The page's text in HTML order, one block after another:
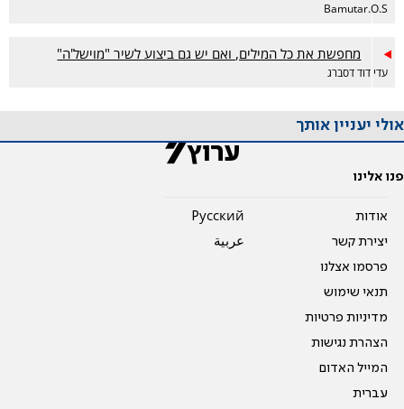
Bamutar.O.S
מחפשת את כל המילים, ואם יש גם ביצוע לשיר "מוישל'ה"
עדי דוד דסברג
אולי יעניין אותך
פנו אלינו
אודות
יצירת קשר
פרסמו אצלנו
תנאי שימוש
מדיניות פרטיות
הצהרת נגישות
המייל האדום
עברית
Pусский
عربية